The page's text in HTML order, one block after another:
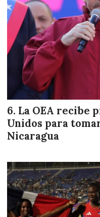
La OEA recibe
Unidos para
Nicaragua